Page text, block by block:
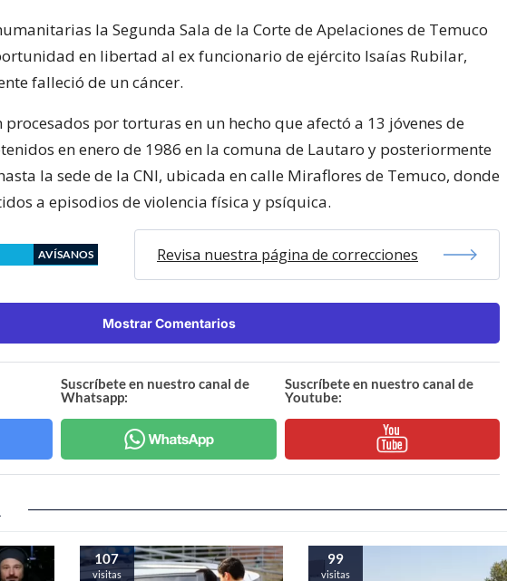
la Segunda Sala de la Corte de Apelaciones de Temuco
en libertad al ex funcionario de ejército Isaías Rubilar,
falleció de un cáncer.
por torturas en un hecho que afectó a 13 jóvenes de
en enero de 1986 en la comuna de Lautaro y posteriormente
la sede de la CNI, ubicada en calle Miraflores de Temuco, donde
a episodios de violencia física y psíquica.
AVÍSANOS Revisa nuestra página de correcciones
Mostrar Comentarios
Suscríbete en nuestro canal de
Whatsapp:
Suscríbete en nuestro canal de
Youtube:
107
visitas
99
visitas